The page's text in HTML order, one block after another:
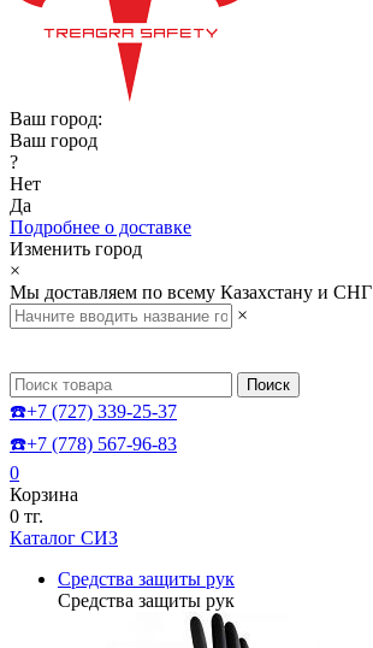
Ваш город:
Ваш город
?
Нет
Да
Подробнее о доставке
Изменить город
×
Мы доставляем по всему Казахстану и СНГ
×
Поиск
☎️+7 (727) 339-25-37
☎️+7 (778) 567-96-83
0
Корзина
0 тг.
Каталог СИЗ
Средства защиты рук
Средства защиты рук